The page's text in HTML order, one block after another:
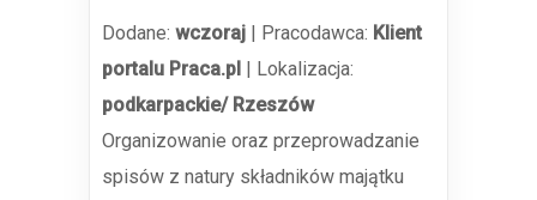
Dodane: wczoraj | Pracodawca: Klient
portalu Praca.pl | Lokalizacja:
podkarpackie/ Rzeszów
Organizowanie oraz przeprowadzanie
spisów z natury składników majątku